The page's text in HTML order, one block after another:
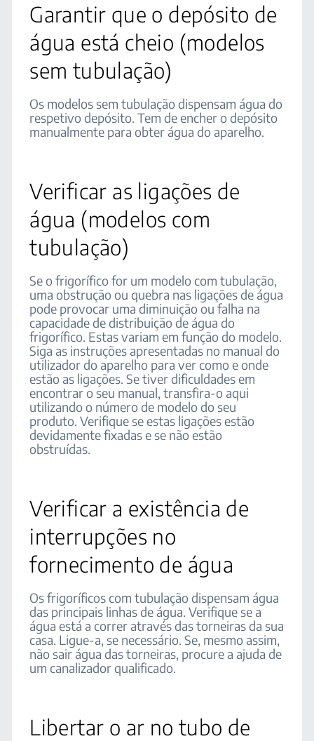
Garantir que o depósito de
água está cheio (modelos
sem tubulação)
Os modelos sem tubulação dispensam água do
respetivo depósito. Tem de encher o depósito
manualmente para obter água do aparelho.
Verificar as ligações de
água (modelos com
tubulação)
Se o frigorífico for um modelo com tubulação,
uma obstrução ou quebra nas ligações de água
pode provocar uma diminuição ou falha na
capacidade de distribuição de água do
frigorífico. Estas variam em função do modelo.
Siga as instruções apresentadas no manual do
utilizador do aparelho para ver como e onde
estão as ligações. Se tiver dificuldades em
encontrar o seu manual, transfira-o aqui
utilizando o número de modelo do seu
produto. Verifique se estas ligações estão
devidamente fixadas e se não estão
obstruídas.
Verificar a existência de
interrupções no
fornecimento de água
Os frigoríficos com tubulação dispensam água
das principais linhas de água. Verifique se a
água está a correr através das torneiras da sua
casa. Ligue-a, se necessário. Se, mesmo assim,
não sair água das torneiras, procure a ajuda de
um canalizador qualificado.
Libertar o ar no tubo de